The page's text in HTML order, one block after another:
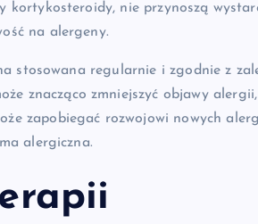
nie przynoszą
na alergeny.
stosowana regularnie i zgodnie z
znacząco zmniejszyć objawy
zapobiegać rozwojowi nowych
alergiczna.